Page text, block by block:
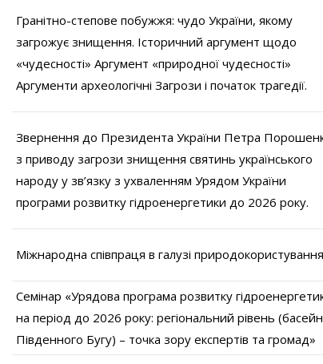
Гранітно-степове побужжя: чудо України, якому
загрожує знищення. Історичний аргумент щодо
«чудесності» Аргумент «природної чудесності»
Аргументи археологічні Загрози і початок трагедії.
Звернення до Президента України Петра
з приводу загрози знищення святинь українського
народу у зв’язку з ухваленням Урядом України
програми розвитку гідроенергетики до 2026 року.
Міжнародна співпраця в галузі
Семінар «Урядова програма розвитку
на період до 2026 року: регіональний рівень (басейн
Південного Бугу) – точка зору експертів та громад»